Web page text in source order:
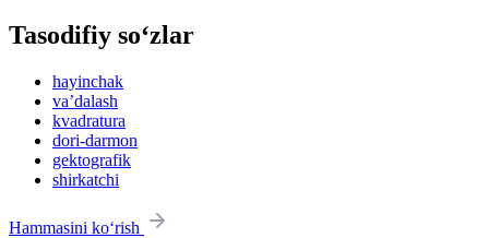
Tasodifiy so‘zlar
hayinchak
vaʼdalash
kvadratura
dori-darmon
gektografik
shirkatchi
Hammasini ko‘rish